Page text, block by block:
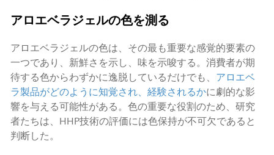
アロエベラジェルの色を測る
アロエベラジェルの色は、その最も重要な感覚的要素の
一つであり、新鮮さを示し、味を示唆する。消費者が期
待する色からわずかに逸脱しているだけでも、 アロエベ
ラ製品がどのように知覚され、経験されるかに劇的な影
響を与える可能性がある。色の重要な役割のため、研究
者たちは、HHP技術の評価には色保持が不可欠であると
判断した。